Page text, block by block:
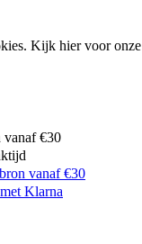
Kijk hier voor onze
vanaf €30
vanaf €30
Klarna